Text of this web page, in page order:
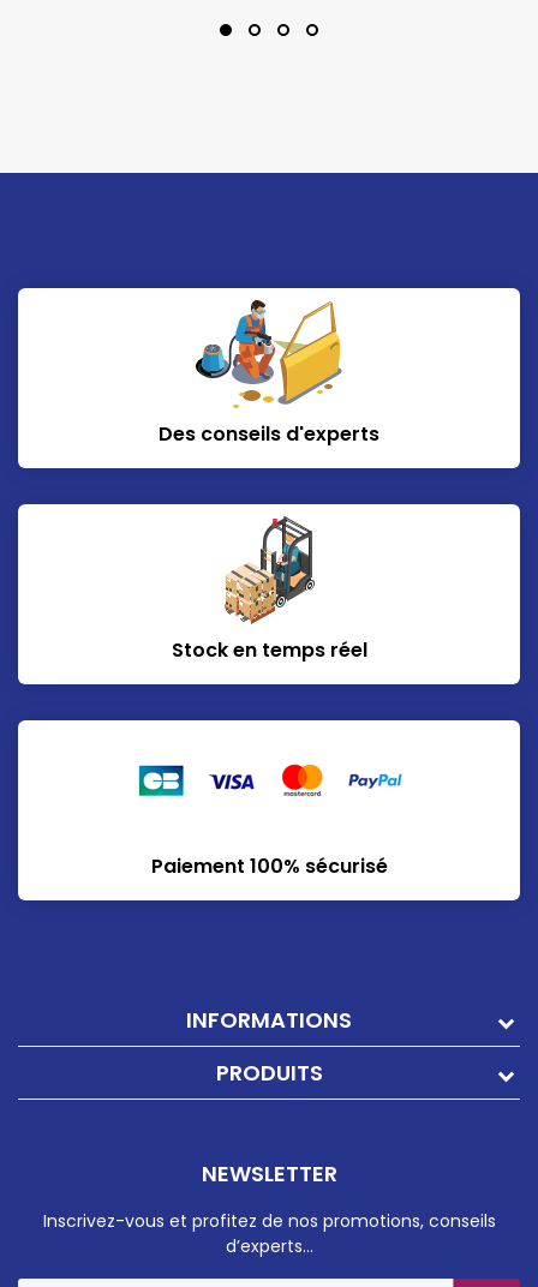
Des conseils d'experts
Stock en temps réel
Paiement 100% sécurisé
INFORMATIONS
PRODUITS
NEWSLETTER
Inscrivez-vous et profitez de nos promotions, conseils
d’experts…